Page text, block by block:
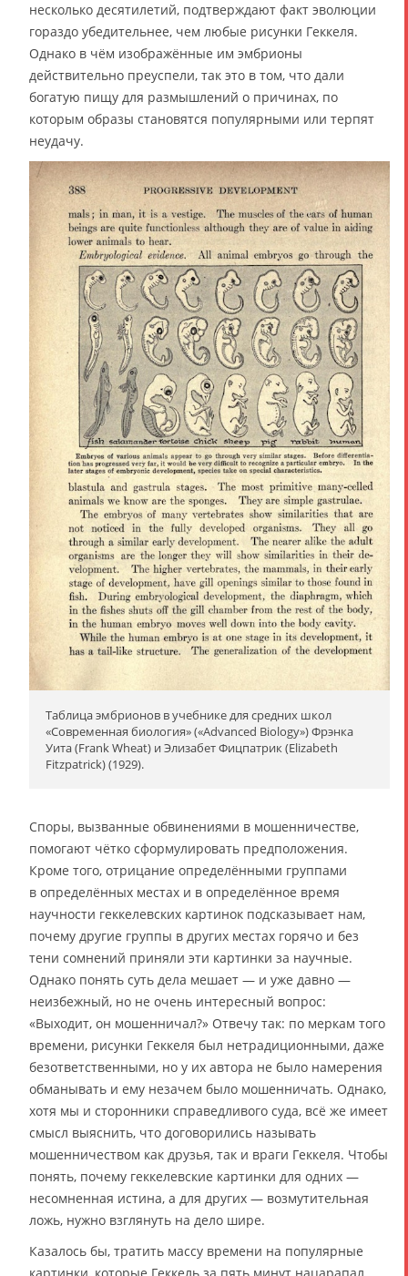
несколько десятилетий, подтверждают факт эволюции
гораздо убедительнее, чем любые рисунки Геккеля.
Однако в чём изображённые им эмбрионы
действительно преуспели, так это в том, что дали
богатую пищу для размышлений о причинах, по
которым образы становятся популярными или терпят
неудачу.
Таблица эмбрионов в учебнике для средних школ
«Современная биология» («Advanced Biology») Фрэнка
Уита (Frank Wheat) и Элизабет Фицпатрик (Elizabeth
Fitzpatrick) (1929).
Споры, вызванные обвинениями в мошенничестве,
помогают чётко сформулировать предположения.
Кроме того, отрицание определёнными группами
в определённых местах и в определённое время
научности геккелевских картинок подсказывает нам,
почему другие группы в других местах горячо и без
тени сомнений приняли эти картинки за научные.
Однако понять суть дела мешает — и уже давно —
неизбежный, но не очень интересный вопрос:
«Выходит, он мошенничал?» Отвечу так: по меркам того
времени, рисунки Геккеля был нетрадиционными, даже
безответственными, но у их автора не было намерения
обманывать и ему незачем было мошенничать. Однако,
хотя мы и сторонники справедливого суда, всё же имеет
смысл выяснить, что договорились называть
мошенничеством как друзья, так и враги Геккеля. Чтобы
понять, почему геккелевские картинки для одних —
несомненная истина, а для других — возмутительная
ложь, нужно взглянуть на дело шире.
Казалось бы, тратить массу времени на популярные